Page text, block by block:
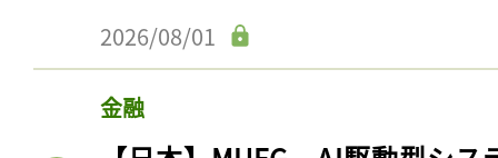
食品・消費財・アパレル
【日本】キリンHD、APAC企
プ1とステップ2で。ステップ3
記事をお気に入りに
ログインが必